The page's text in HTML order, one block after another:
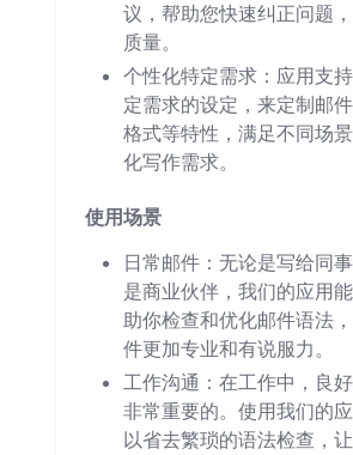
议，帮助您快速纠正问题
质量。
个性化特定需求：应用支
定需求的设定，来定制邮件
格式等特性，满足不同场
化写作需求。
使用场景
日常邮件：无论是写给同
是商业伙伴，我们的应用
助你检查和优化邮件语法
件更加专业和有说服力。
工作沟通：在工作中，良
非常重要的。使用我们的
以省去繁琐的语法检查，